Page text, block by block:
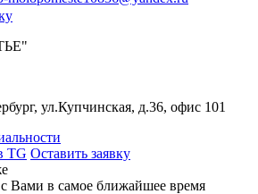
ул.Купчинская, д.36, офис 101
TG Оставить заявку
Вами в самое ближайшее время